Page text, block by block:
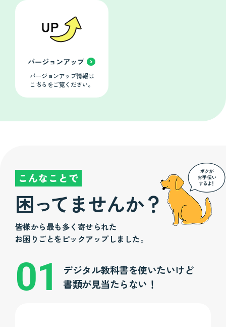
バージョンアップ
バージョンアップ情報は
こちらをご覧ください。
こんなことで
困ってませんか？
皆様から最も多く寄せられた
お困りごとをピックアップしました。
デジタル教科書を使いたいけど
書類が見当たらない！